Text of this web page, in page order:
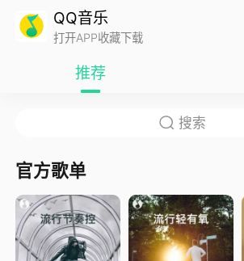
QQ音乐
打开APP收藏下载
推荐
官方歌单